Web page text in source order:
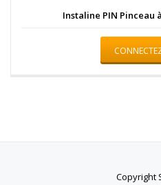
Instaline PIN Pinceau
Copyright